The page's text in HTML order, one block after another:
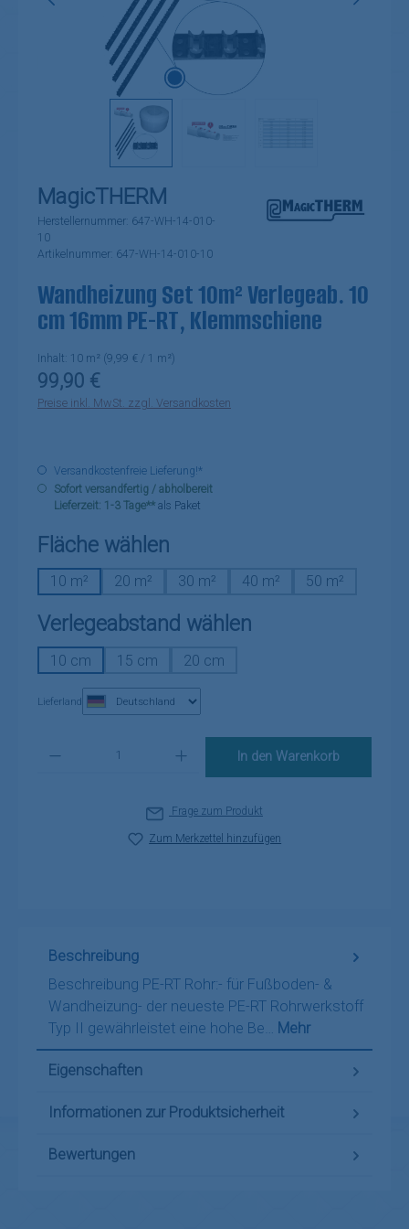
MagicTHERM
Herstellernummer: 647-WH-14-010-
10
Artikelnummer: 647-WH-14-010-10
Wandheizung Set 10m² Verlegeab. 10
cm 16mm PE-RT, Klemmschiene
Inhalt: 10 m² (9,99 € / 1 m²)
Regulärer Preis:
99,90 €
Preise inkl. MwSt. zzgl. Versandkosten
Versandkostenfreie Lieferung!*
Sofort versandfertig / abholbereit
Lieferzeit: 1-3 Tage** als Paket
Fläche wählen
10 m² 20 m² 30 m² 40 m² 50 m²
Verlegeabstand wählen
10 cm 15 cm 20 cm
Lieferland
In den Warenkorb
Frage zum Produkt
Zum Merkzettel hinzufügen
Beschreibung
Beschreibung PE-RT Rohr:- für Fußboden- &
Wandheizung- der neueste PE-RT Rohrwerkstoff
Typ II gewährleistet eine hohe Be… Mehr
Eigenschaften
Informationen zur Produktsicherheit
Bewertungen